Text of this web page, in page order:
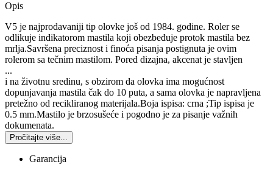
Opis
V5 je najprodavaniji tip olovke još od 1984. godine. Roler se
odlikuje indikatorom mastila koji obezbeđuje protok mastila bez
mrlja.Savršena preciznost i finoća pisanja postignuta je ovim
rolerom sa tečnim mastilom. Pored dizajna, akcenat je stavljen
...
i na životnu sredinu, s obzirom da olovka ima mogućnost
dopunjavanja mastila čak do 10 puta, a sama olovka je napravljena
pretežno od recikliranog materijala.Boja ispisa: crna ;Tip ispisa je
0.5 mm.Mastilo je brzosušeće i pogodno je za pisanje važnih
dokumenata.
Pročitajte više...
Garancija